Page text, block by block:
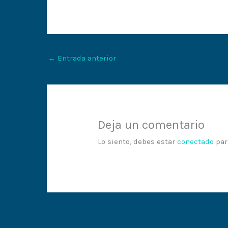
← Entrada anterior
Deja un comentario
Lo siento, debes estarconectado